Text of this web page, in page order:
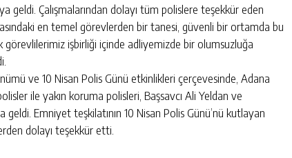
geldi. Çalışmalarından dolayı tüm polislere teşekkür eden
en temel görevlerden bir tanesi, güvenli bir ortamda bu
görevlilerimiz işbirliği içinde adliyemizde bir olumsuzluğa
ve 10 Nisan Polis Günü etkinlikleri çerçevesinde, Adana
ile yakın koruma polisleri, Başsavcı Ali Yeldan ve
Emniyet teşkilatının 10 Nisan Polis Günü’nü kutlayan
dolayı teşekkür etti.